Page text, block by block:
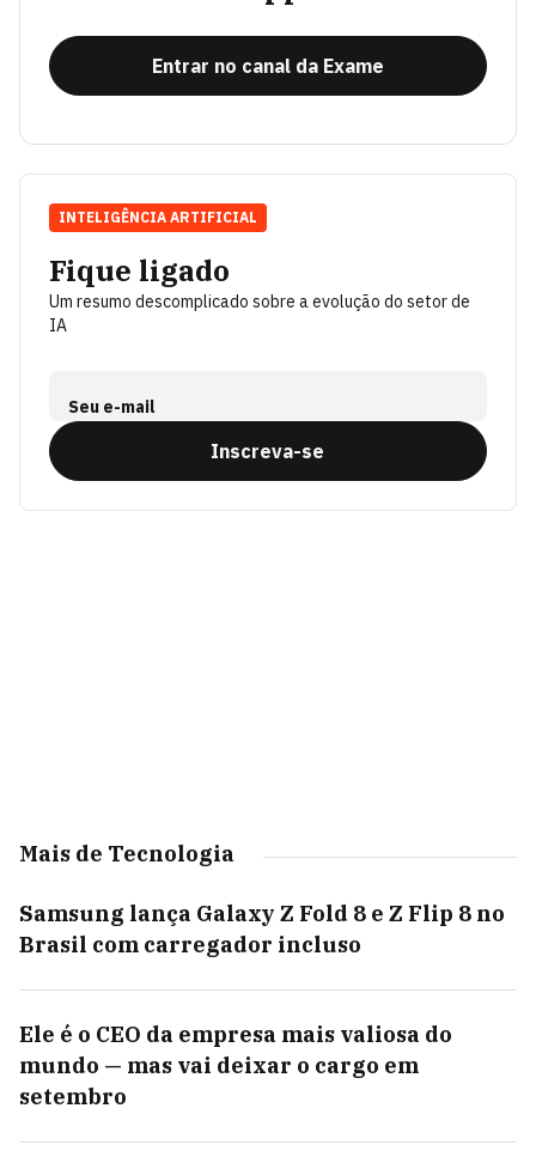
Entrar no canal da Exame
Fique ligado
Um resumo descomplicado sobre a evolução do setor de
IA
Seu e-mail
Inscreva-se
INTELIGÊNCIA ARTIFICIAL
Mais de Tecnologia
Samsung lança Galaxy Z Fold 8 e Z Flip 8 no
Brasil com carregador incluso
Ele é o CEO da empresa mais valiosa do
mundo — mas vai deixar o cargo em
setembro